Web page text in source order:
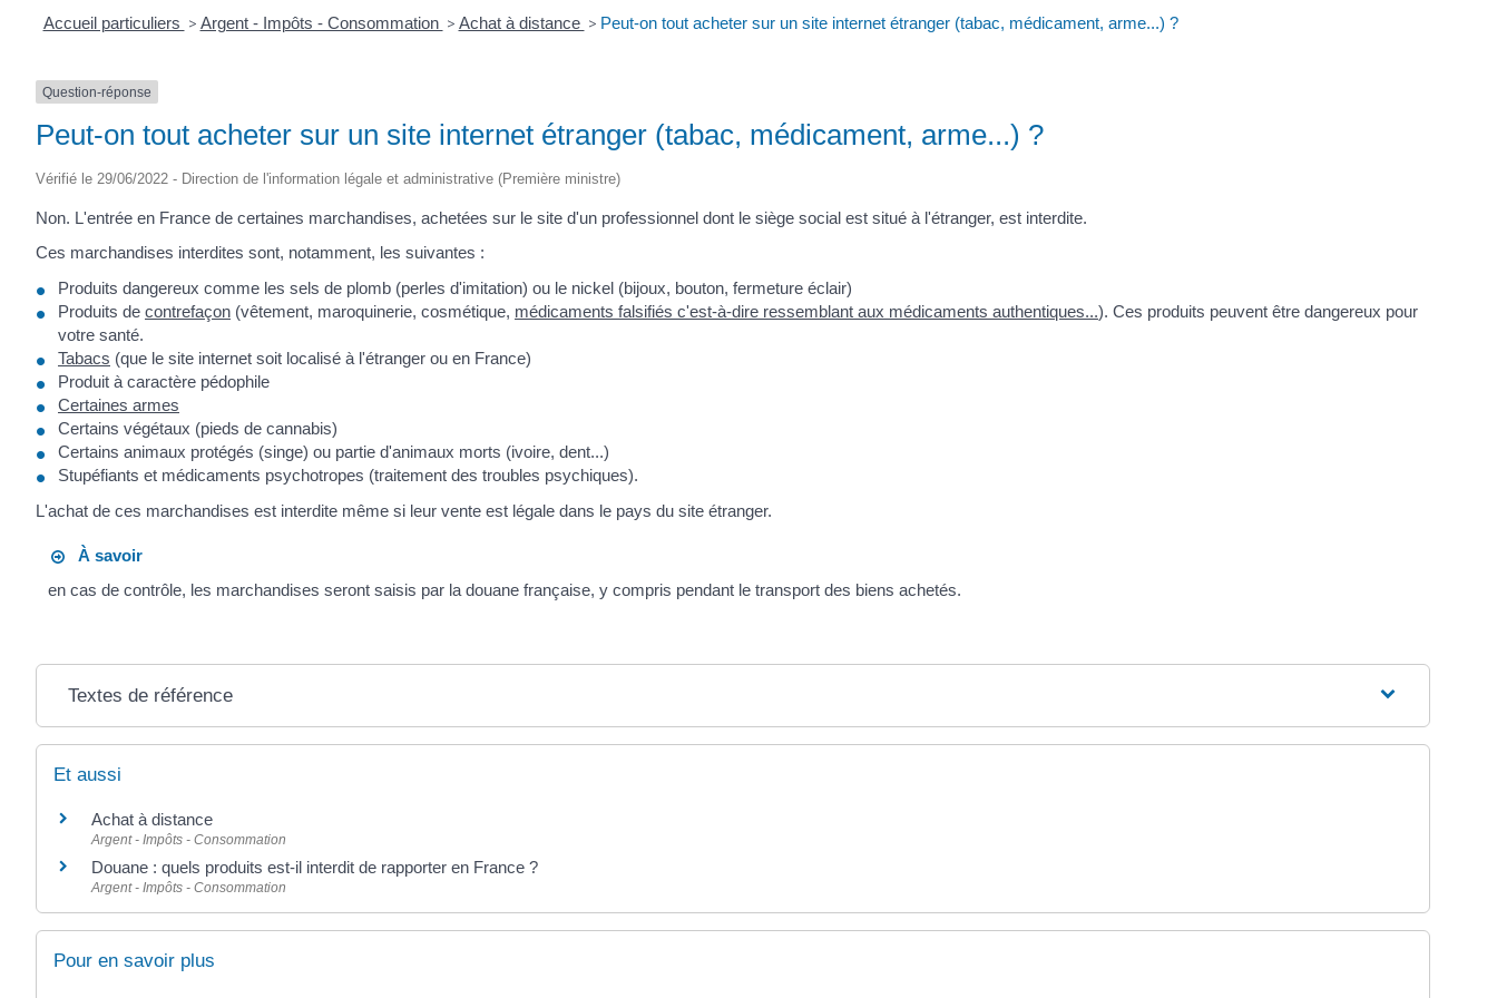
Accueil particuliers > Argent - Impôts - Consommation > Achat à distance > Peut-on tout acheter sur un site internet étranger (tabac, médicament, arme...) ?
Question-réponse
Peut-on tout acheter sur un site internet étranger (tabac, médicament, arme...) ?
Vérifié le 29/06/2022 - Direction de l'information légale et administrative (Première ministre)
Non. L'entrée en France de certaines marchandises, achetées sur le site d'un professionnel dont le siège social est situé à l'étranger, est interdite.
Ces marchandises interdites sont, notamment, les suivantes :
Produits dangereux comme les sels de plomb (perles d'imitation) ou le nickel (bijoux, bouton, fermeture éclair)
Produits de contrefaçon (vêtement, maroquinerie, cosmétique, médicaments falsifiés c'est-à-dire ressemblant aux médicaments authentiques...). Ces produits peuvent être dangereux pour
votre santé.
Tabacs (que le site internet soit localisé à l'étranger ou en France)
Produit à caractère pédophile
Certaines armes
Certains végétaux (pieds de cannabis)
Certains animaux protégés (singe) ou partie d'animaux morts (ivoire, dent...)
Stupéfiants et médicaments psychotropes (traitement des troubles psychiques).
L'achat de ces marchandises est interdite même si leur vente est légale dans le pays du site étranger.
À savoir
en cas de contrôle, les marchandises seront saisis par la douane française, y compris pendant le transport des biens achetés.
Textes de référence
Et aussi
Achat à distance
Argent - Impôts - Consommation
Douane : quels produits est-il interdit de rapporter en France ?
Argent - Impôts - Consommation
Pour en savoir plus